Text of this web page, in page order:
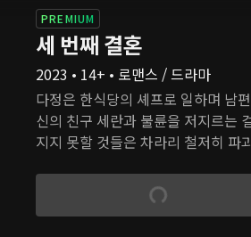
PREMIUM
세 번째 결혼
2023 • 14+ • 로맨스 / 드라마
다정은 한식당의 셰프로 일하며 남
신의 친구 세란과 불륜을 저지르는
지지 못할 것들은 차라리 철저히 파
자신이 받은 상처를 되갚으려 하고
다. 엇갈린 선택으로 정반대의 길